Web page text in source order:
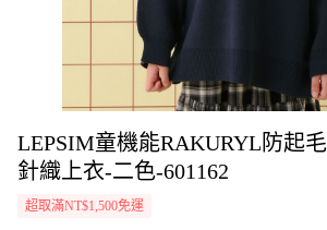
LEPSIM童機能RAKURYL防起
針織上衣-二色-601162
超取滿NT$1,500免運